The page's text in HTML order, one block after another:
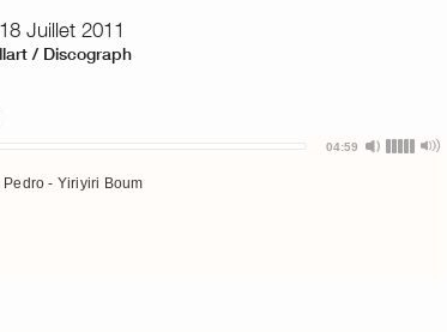
Juillet 2011
/ Discograph
Pedro - Yiriyiri Boum
04:59